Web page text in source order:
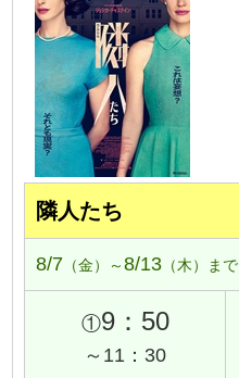
隣人たち
8/7 （金）～8/13 （木）まで
①9：50
～11：30